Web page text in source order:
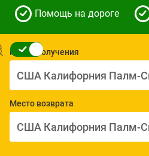
Помощь на дороге
Место получения
Место возврата